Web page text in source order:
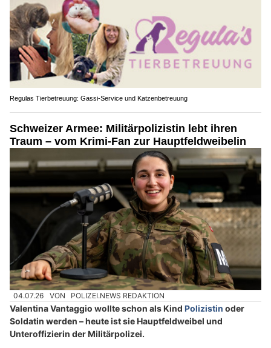
Regulas Tierbetreuung: Gassi-Service und Katzenbetreuung
Schweizer Armee: Militärpolizistin lebt ihren
Traum – vom Krimi-Fan zur Hauptfeldweibelin
04.07.26 VON POLIZEI.NEWS REDAKTION
Valentina Vantaggio wollte schon als Kind Polizistin oder
Soldatin werden – heute ist sie Hauptfeldweibel und
Unteroffizierin der Militärpolizei.